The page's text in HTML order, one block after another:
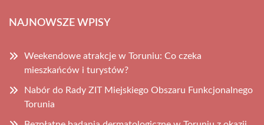
NAJNOWSZE WPISY
Weekendowe atrakcje w Toruniu: Co czeka
mieszkańców i turystów?
Nabór do Rady ZIT Miejskiego Obszaru Funkcjonalnego
Torunia